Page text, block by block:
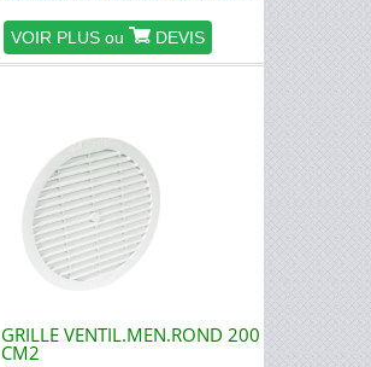
VOIR PLUS ou DEVIS
GRILLE VENTIL.MEN.ROND 200
CM2